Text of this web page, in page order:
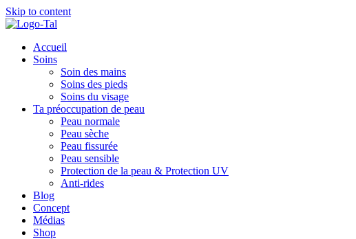
Skip to content
Accueil
Soins
Soin des mains
Soins des pieds
Soins du visage
Ta préoccupation de peau
Peau normale
Peau sèche
Peau fissurée
Peau sensible
Protection de la peau & Protection UV
Anti-rides
Blog
Concept
Médias
Shop